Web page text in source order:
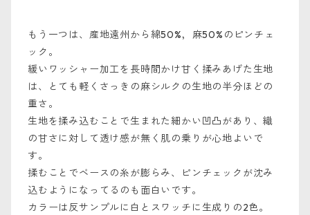
もう一つは、産地遠州から綿50%，麻50%のピンチェ
ック。
緩いワッシャー加工を長時間かけ甘く揉みあげた生地
は、とても軽くさっきの麻シルクの生地の半分ほどの
重さ。
生地を揉み込むことで生まれた細かい凹凸があり、織
の甘さに対して透け感が無く肌の乗りが心地よいで
す。
揉むことでベースの糸が膨らみ、ピンチェックが沈み
込むようになってるのも面白いです。
カラーは反サンプルに白とスワッチに生成りの2色。